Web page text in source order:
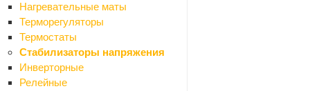
Нагревательные маты
Терморегуляторы
Термостаты
Стабилизаторы напряжения
Инверторные
Релейные
Экраны для ванн
Акриловые
Панели для экранов
Рамы для экранов
Стальные
Санфаянс